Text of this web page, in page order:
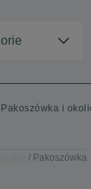
i
Pakoszówka